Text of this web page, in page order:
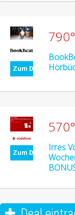
Zum Deal
790°
Zum Deal
570°
Irres